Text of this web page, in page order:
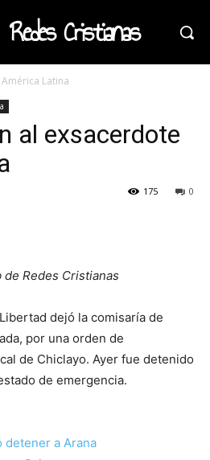
Redes Cristianas
América Latina
al exsacerdote
0
175
de Redes Cristianas
dejó la comisaría de
por una orden de
de Chiclayo. Ayer fue detenido
de emergencia.
detener a Arana